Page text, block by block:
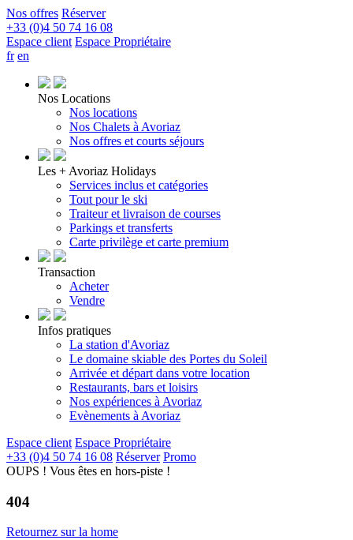
Nos offres Réserver
+33 (0)4 50 74 16 08
Espace client Espace Propriétaire
fr en
Nos Locations
Nos locations
Nos Chalets à Avoriaz
Nos offres et courts séjours
Les + Avoriaz Holidays
Services inclus et catégories
Tout pour le ski
Traiteur et livraison de courses
Parkings et transferts
Carte privilège et carte premium
Transaction
Acheter
Vendre
Infos pratiques
La station d'Avoriaz
Le domaine skiable des Portes du Soleil
Arrivée et départ dans votre location
Restaurants, bars et loisirs
Nos expériences à Avoriaz
Evènements à Avoriaz
Espace client Espace Propriétaire
+33 (0)4 50 74 16 08 Réserver Promo
OUPS ! Vous êtes en hors-piste !
404
Retournez sur la home